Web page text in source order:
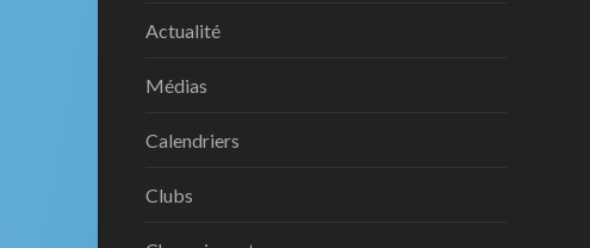
Actualité
Médias
Calendriers
Clubs